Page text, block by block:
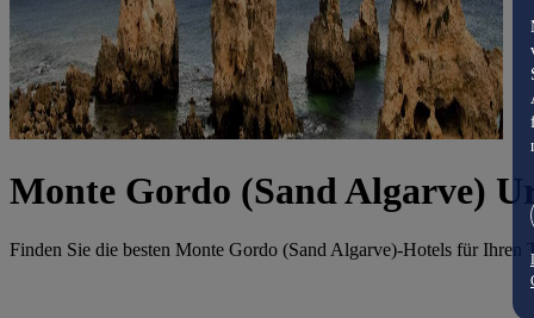
Monte Gordo (Sand Algarve)
Finden Sie die besten Monte Gordo (Sand Algarve)-Hotels für Ihren